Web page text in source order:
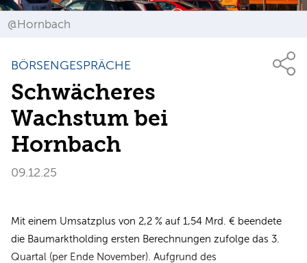
@Hornbach
BÖRSENGESPRÄCHE
Schwächeres
Wachstum bei
Hornbach
09.12.25
Mit einem Umsatzplus von 2,2 % auf 1,54 Mrd. € beendete
die Baumarktholding ersten Berechnungen zufolge das 3.
Quartal (per Ende November). Aufgrund des